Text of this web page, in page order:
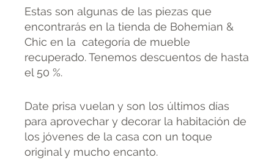
Estas son algunas de las piezas que
encontrarás en la tienda de Bohemian &
Chic en la categoría de mueble
recuperado. Tenemos descuentos de hasta
el 50 %.
Date prisa vuelan y son los últimos días
para aprovechar y decorar la habitación de
los jóvenes de la casa con un toque
original y mucho encanto.